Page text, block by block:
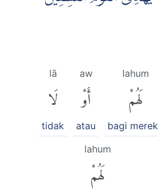
lahum
لَهُمْ
bagi
aw
أَوْ
atau
lā
لَا
tidak
lahum
لَهُمْ